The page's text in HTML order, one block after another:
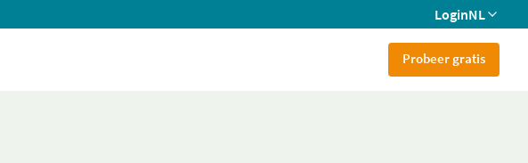
LoginNL
Probeer gratis